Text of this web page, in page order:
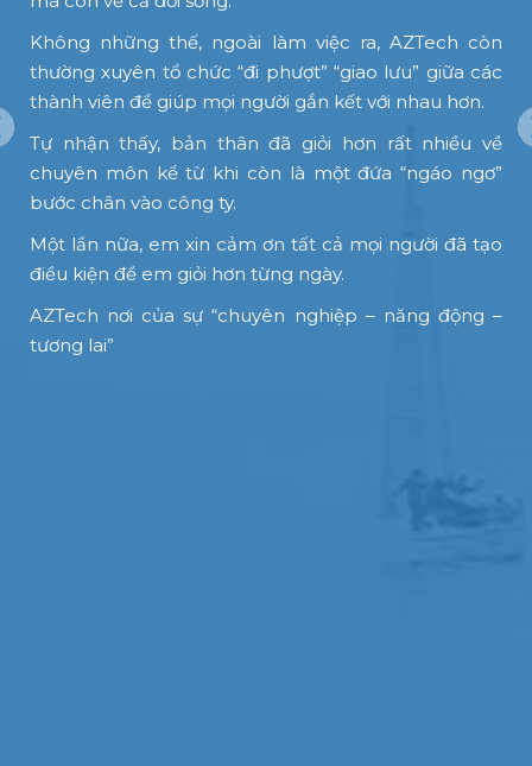
Không những thế, ngoài làm việc ra, AZTech còn
thường xuyên tổ chức “đi phượt” “giao lưu” giữa các
thành viên để giúp mọi người gắn kết với nhau hơn.
Tự nhận thấy, bản thân đã giỏi hơn rất nhiều về
chuyên môn kể từ khi còn là một đứa “ngáo ngơ”
bước chân vào công ty.
Một lần nữa, em xin cảm ơn tất cả mọi người đã tạo
điều kiện để em giỏi hơn từng ngày.
AZTech nơi của sự “chuyên nghiệp – năng động –
tương lai”